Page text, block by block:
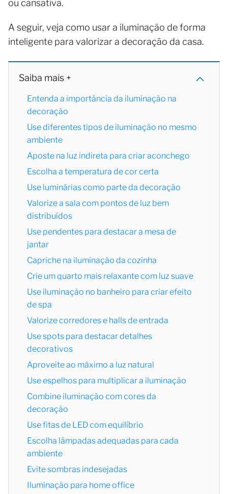
ou cansativa.
A seguir, veja como usar a iluminação de forma
inteligente para valorizar a decoração da casa.
Saiba mais +
Entenda a importância da iluminação na
decoração
Use diferentes tipos de iluminação no mesmo
ambiente
Aposte na luz indireta para criar aconchego
Escolha a temperatura de cor certa
Use luminárias como parte da decoração
Valorize a sala com pontos de luz bem
distribuídos
Use pendentes para destacar a mesa de
jantar
Capriche na iluminação da cozinha
Crie um quarto mais relaxante com luz suave
Use iluminação no banheiro para criar efeito
de spa
Valorize corredores e halls de entrada
Use spots para destacar detalhes
decorativos
Aproveite ao máximo a luz natural
Use espelhos para multiplicar a iluminação
Combine iluminação com cores da
decoração
Use fitas de LED com equilíbrio
Escolha lâmpadas adequadas para cada
ambiente
Evite sombras indesejadas
Iluminação para home office